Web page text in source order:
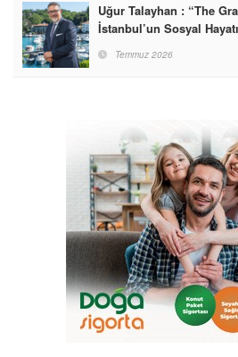
Uğur Talayhan : “The
İstanbul’un Sosyal
Destinasyon Haline
Temmuz 2026